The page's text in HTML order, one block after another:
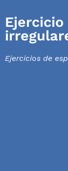
Ejercicio
Ejercicios de